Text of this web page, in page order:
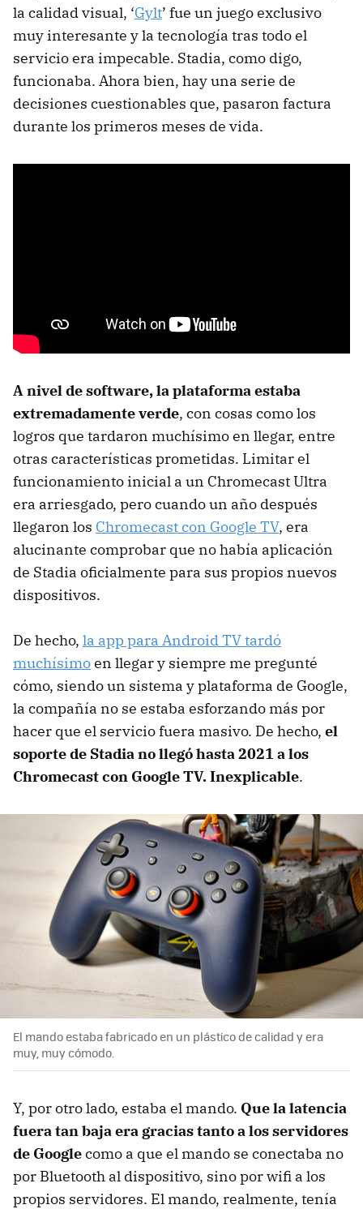
la calidad visual, ‘Gylt’ fue un juego exclusivo
muy interesante y la tecnología tras todo el
servicio era impecable. Stadia, como digo,
funcionaba. Ahora bien, hay una serie de
decisiones cuestionables que, pasaron factura
durante los primeros meses de vida.
A nivel de software, la plataforma estaba
extremadamente verde, con cosas como los
logros que tardaron muchísimo en llegar, entre
otras características prometidas. Limitar el
funcionamiento inicial a un Chromecast Ultra
era arriesgado, pero cuando un año después
llegaron los Chromecast con Google TV, era
alucinante comprobar que no había aplicación
de Stadia oficialmente para sus propios nuevos
dispositivos.
De hecho, la app para Android TV tardó
muchísimoen llegar y siempre me pregunté
cómo, siendo un sistema y plataforma de Google,
la compañía no se estaba esforzando más por
hacer que el servicio fuera masivo. De hecho, el
soporte de Stadia no llegó hasta 2021 a los
Chromecast con Google TV. Inexplicable.
El mando estaba fabricado en un plástico de calidad y era
muy, muy cómodo.
Y, por otro lado, estaba el mando. Que la latencia
fuera tan baja era gracias tanto a los servidores
de Googlecomo a que el mando se conectaba no
por Bluetooth al dispositivo, sino por wifi a los
propios servidores. El mando, realmente, tenía